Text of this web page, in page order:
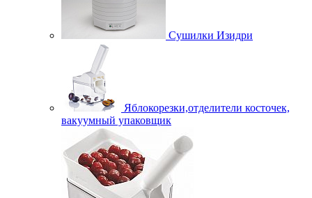
Сушилки Изидри
Яблокорезки,отделители косточек,
вакуумный упаковщик